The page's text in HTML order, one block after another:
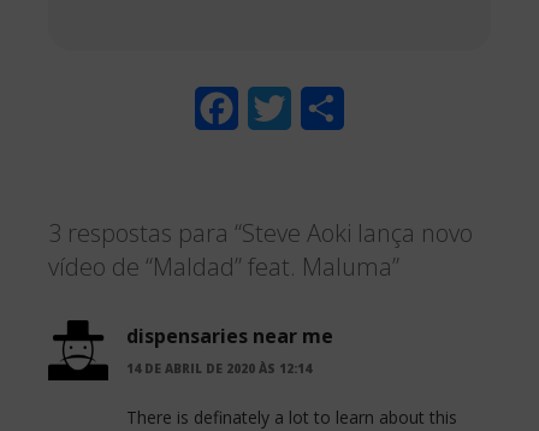
e
o
k
t
t
r
r
e
3 respostas para “Steve Aoki lança novo
vídeo de “Maldad” feat. Maluma”
dispensaries near me
14 DE ABRIL DE 2020 ÀS 12:14
There is definately a lot to learn about this